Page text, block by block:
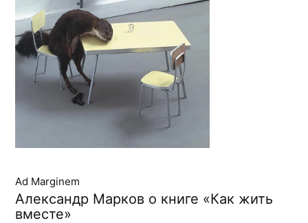
Ad Marginem
Александр Марков о книге «Как жить
вместе»